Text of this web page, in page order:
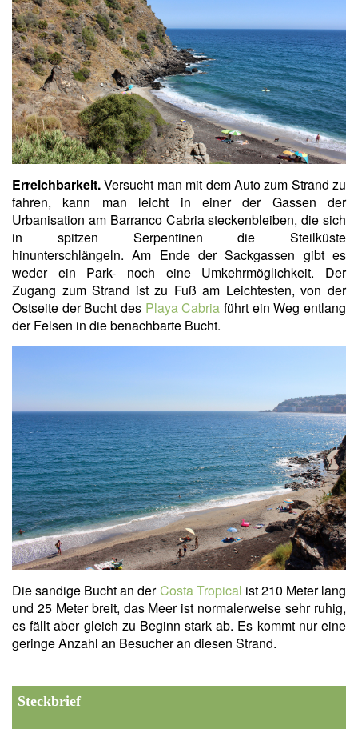
Erreichbarkeit.Versucht man mit dem Auto zum Strand zu
fahren, kann man leicht in einer der Gassen der
Urbanisation am Barranco Cabria steckenbleiben, die sich
in spitzen Serpentinen die Steilküste
hinunterschlängeln. Am Ende der Sackgassen gibt es
weder ein Park- noch eine Umkehrmöglichkeit. Der
Zugang zum Strand ist zu Fuß am Leichtesten, von der
Ostseite der Bucht des Playa Cabria führt ein Weg entlang
der Felsen in die benachbarte Bucht.
Die sandige Bucht an derCosta Tropical ist 210 Meter lang
und 25 Meter breit, das Meer ist normalerweise sehr ruhig,
es fällt aber gleich zu Beginn stark ab. Es kommt nur eine
geringe Anzahl an Besucher an diesen Strand.
Steckbrief